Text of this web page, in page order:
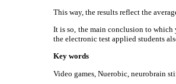
This way, the results reflect the
It is so, the main conclusion to
the electronic test applied students
Key words
Video games, Nuerobic, neurobrain